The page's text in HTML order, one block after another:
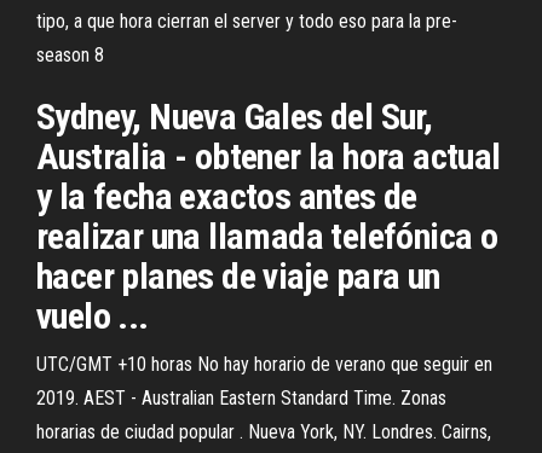
tipo, a que hora cierran el server y todo eso para la pre-
season 8
Sydney, Nueva Gales del Sur,
Australia - obtener la hora actual
y la fecha exactos antes de
realizar una llamada telefónica o
hacer planes de viaje para un
vuelo ...
UTC/GMT +10 horas No hay horario de verano que seguir en
2019. AEST - Australian Eastern Standard Time. Zonas
horarias de ciudad popular . Nueva York, NY. Londres. Cairns,